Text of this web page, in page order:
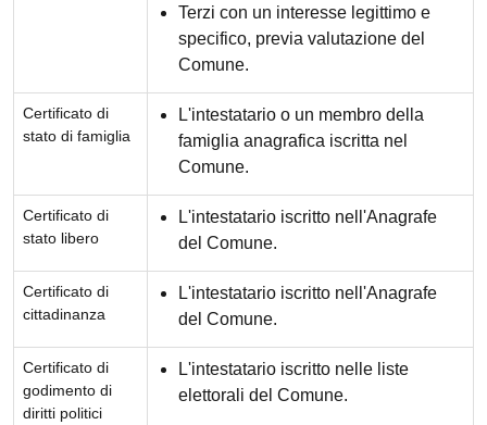
Terzi con un interesse legittimo e
specifico, previa valutazione del
Comune.
Certificato di
stato di famiglia
L'intestatario o un membro della
famiglia anagrafica iscritta nel
Comune.
Certificato di
stato libero
L'intestatario iscritto nell'Anagrafe
del Comune.
Certificato di
cittadinanza
L'intestatario iscritto nell'Anagrafe
del Comune.
Certificato di
godimento di
diritti politici
L'intestatario iscritto nelle liste
elettorali del Comune.